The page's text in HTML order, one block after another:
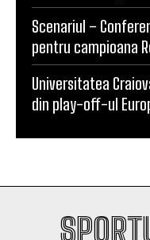
Scenariul –
pentru campioana
Universitatea
din play-off-ul